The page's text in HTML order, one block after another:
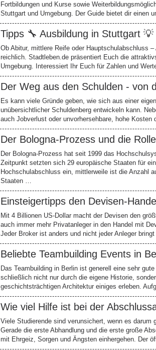
Fortbildungen und Kurse sowie
Stuttgart und Umgebung. Der Guide bietet dir einen
Tipps 🔧 Ausbildung in Stuttgart 💡
Ob Abitur, mittlere Reife oder Hauptschulabschluss
reichlich. Stadtleben.de präsentiert Euch die
Umgebung. Interessiert Ihr Euch für Zahlen und
Der Weg aus den Schulden - von
Es kann viele Gründe geben, wie sich aus einer
unübersichtlicher Schuldenberg entwickeln kann.
auch Jobverlust oder unvorhersehbare, hohe
Der Bologna-Prozess und die
Der Bologna-Prozess hat seit 1999 das
Zeitpunkt setzten sich 29 europäische Staaten für
Hochschulabschluss ein, mittlerweile ist die Anzahl
Staaten …
Einsteigertipps den Devisen-Handel
Mit 4 Billionen US-Dollar macht der Devisen den
auch immer mehr Privatanleger in den Handel mit
Jeder Broker ist anders und nicht jeder Anleger
Beliebte Teambuilding Events in
Das Teambuilding in Berlin ist generell eine sehr
schließlich nicht nur durch die eigene Historie,
geschichtsträchtigen Architektur einiges erleben.
Wie viel Hilfe ist bei der
Viele Studierende sind verunsichert, wenn es
Gerade die erste Abhandlung und die erste große
mit Ehrgeiz, Sorgen und Ängsten einhergehen. Der